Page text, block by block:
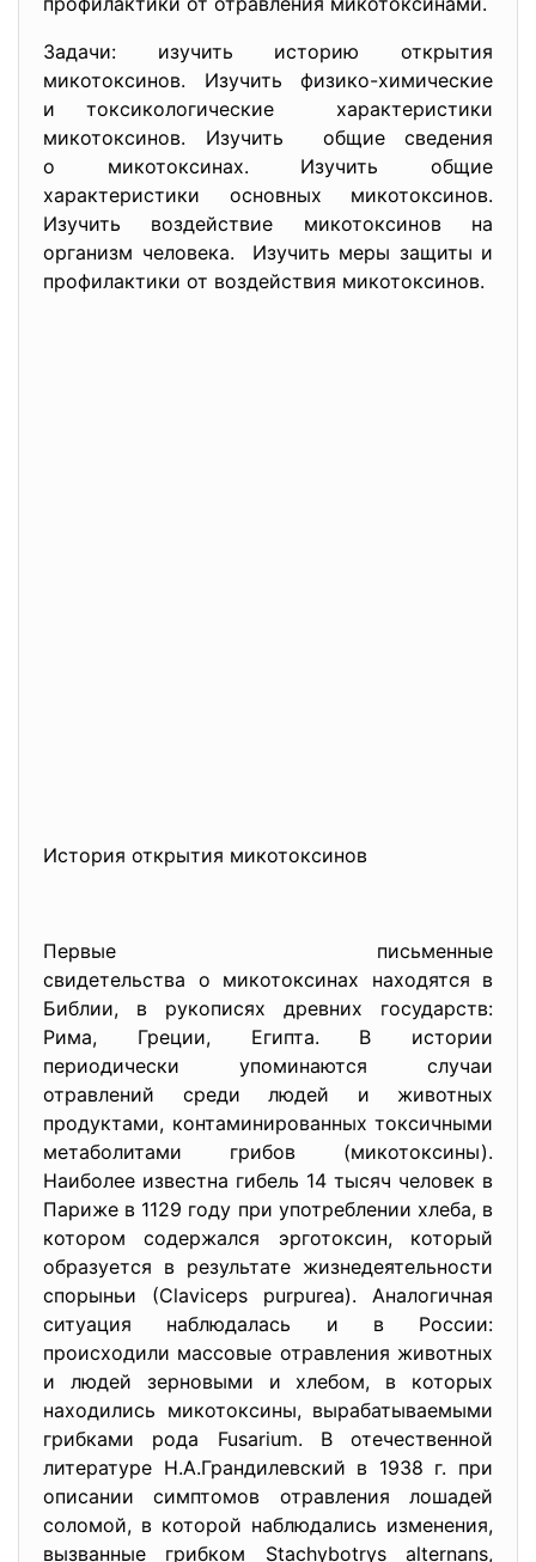
Задачи: изучить историю открытия
микотоксинов. Изучить физико-химические
и токсикологические характеристики
микотоксинов. Изучить общие сведения
о микотоксинах. Изучить общие
характеристики основных микотоксинов.
Изучить воздействие микотоксинов на
организм человека. Изучить меры защиты и
профилактики от воздействия микотоксинов.
История открытия микотоксинов
Первые письменные
свидетельства о микотоксинах находятся в
Библии, в рукописях древних государств:
Рима, Греции, Египта. В истории
периодически упоминаются случаи
отравлений среди людей и животных
продуктами, контаминированных токсичными
метаболитами грибов (микотоксины).
Наиболее известна гибель 14 тысяч человек в
Париже в 1129 году при употреблении хлеба, в
котором содержался эрготоксин, который
образуется в результате жизнедеятельности
спорыньи (Сlaviceps purpurea). Аналогичная
ситуация наблюдалась и в России:
происходили массовые отравления животных
и людей зерновыми и хлебом, в которых
находились микотоксины, вырабатываемыми
грибками рода Fusarium. В отечественной
литературе Н.А.Грандилевский в 1938 г. при
описании симптомов отравления лошадей
соломой, в которой наблюдались изменения,
вызванные грибком Stachybotrys alternans,